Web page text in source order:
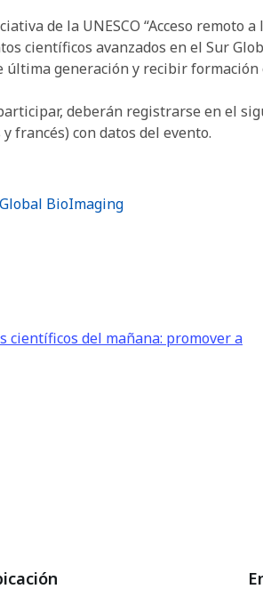
de la UNESCO “Acceso
científicos avanzados en el Sur
última generación y recibir
deberán registrarse en el
francés) con datos del evento.
BioImaging
científicos del mañana: promover a